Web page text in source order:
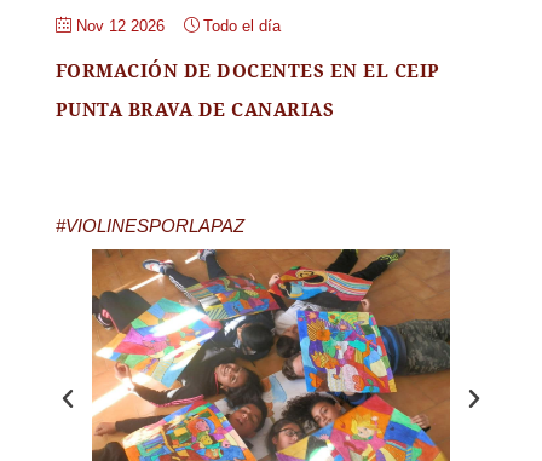
Nov 12 2026 Todo el día
FORMACIÓN DE DOCENTES EN EL CEIP
PUNTA BRAVA DE CANARIAS
#VIOLINESPORLAPAZ